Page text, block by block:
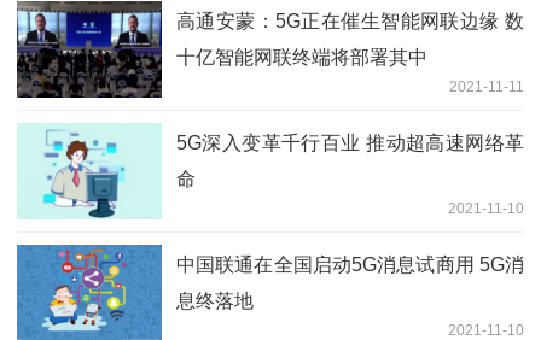
高通安蒙：5G正在催生智能网联边缘 数
十亿智能网联终端将部署其中
2021-11-11
5G深入变革千行百业 推动超高速网络革
命
2021-11-10
中国联通在全国启动5G消息试商用 5G消
息终落地
2021-11-10